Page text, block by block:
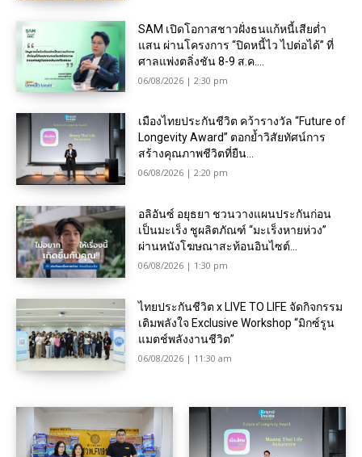
SAM เปิดโอกาสชาวฝั่งธนแก้หนี้เสียต่ำ
แสน ผ่านโครงการ “ปิดหนี้ไว ไปต่อได้” ที่
ศาลแพ่งตลิ่งชัน 8-9 ส.ค....
06/08/2026 | 2:30 pm
เมืองไทยประกันชีวิต คว้ารางวัล “Future of
Longevity Award” ตอกย้ำวิสัยทัศน์การ
สร้างคุณภาพชีวิตที่ยืน...
06/08/2026 | 2:20 pm
อลิอันซ์ อยุธยา ชวนวางแผนประกันก่อน
เป็นมะเร็ง ชูผลิตภัณฑ์ “มะเร็งหายห่วง”
ผ่านหนังโฆษณาสะท้อนอินไซต์...
06/08/2026 | 1:30 pm
ไทยประกันชีวิต x LIVE TO LIFE จัดกิจกรรม
เติมพลังใจ Exclusive Workshop “มิกซ์รูน
แมตช์พลังงานชีวิต”
06/08/2026 | 11:30 am